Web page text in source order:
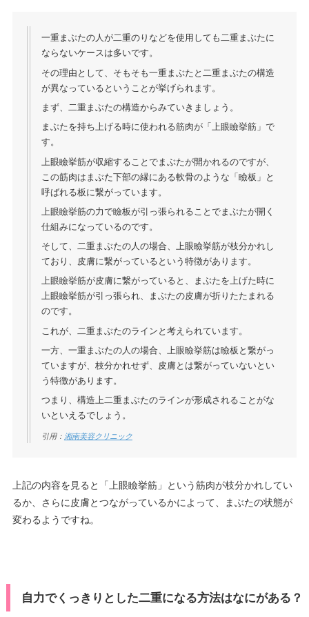
一重まぶたの人が二重のりなどを使用しても二重まぶたに
ならないケースは多いです。
その理由として、そもそも一重まぶたと二重まぶたの構造
が異なっているということが挙げられます。
まず、二重まぶたの構造からみていきましょう。
まぶたを持ち上げる時に使われる筋肉が「上眼瞼挙筋」で
す。
上眼瞼挙筋が収縮することでまぶたが開かれるのですが、
この筋肉はまぶた下部の縁にある軟骨のような「瞼板」と
呼ばれる板に繋がっています。
上眼瞼挙筋の力で瞼板が引っ張られることでまぶたが開く
仕組みになっているのです。
そして、二重まぶたの人の場合、上眼瞼挙筋が枝分かれし
ており、皮膚に繋がっているという特徴があります。
上眼瞼挙筋が皮膚に繋がっていると、まぶたを上げた時に
上眼瞼挙筋が引っ張られ、まぶたの皮膚が折りたたまれる
のです。
これが、二重まぶたのラインと考えられています。
一方、一重まぶたの人の場合、上眼瞼挙筋は瞼板と繋がっ
ていますが、枝分かれせず、皮膚とは繋がっていないとい
う特徴があります。
つまり、構造上二重まぶたのラインが形成されることがな
いといえるでしょう。
引用： 湘南美容クリニック
上記の内容を見ると「上眼瞼挙筋」という筋肉が枝分かれしてい
るか、さらに皮膚とつながっているかによって、まぶたの状態が
変わるようですね。
自力でくっきりとした二重になる方法はなにがある？